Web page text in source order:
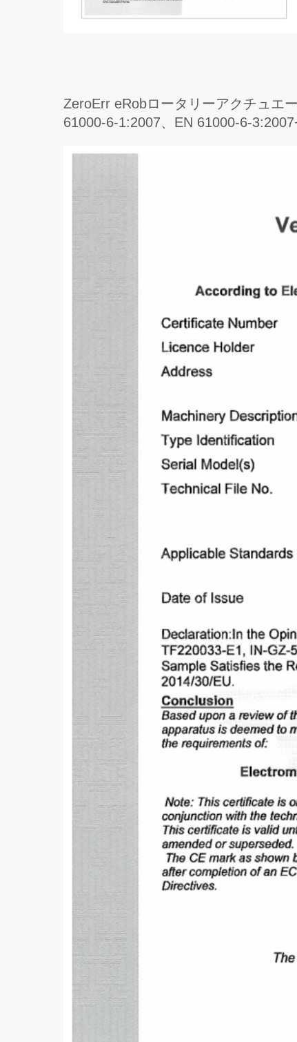
ZeroErr eRobロータリーアクチュエ
61000-6-1:2007、EN 61000-6-